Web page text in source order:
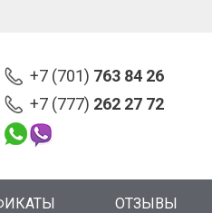
+7 (701) 763 84 26
+7 (777) 262 27 72
ОТЗЫВЫ